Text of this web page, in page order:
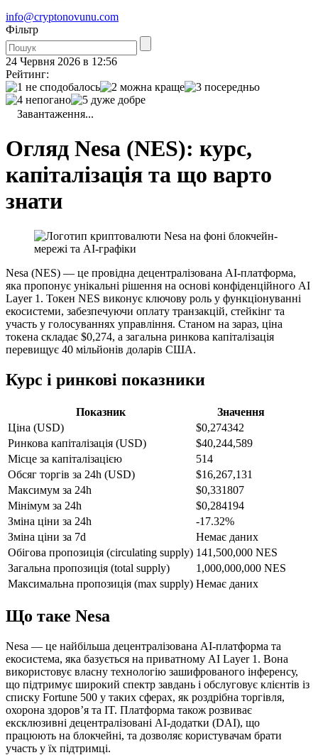
info@cryptonovunu.com
Фiльтр
24 Червня 2026 в 12:56
Рейтинг:
Завантаження...
Огляд Nesa (NES): курс,
капіталізація та що варто
знати
Nesa (NES) — це провідна децентралізована AI-платформа,
яка пропонує унікальні рішення на основі конфіденційного AI
Layer 1. Токен NES виконує ключову роль у функціонуванні
екосистеми, забезпечуючи оплату транзакцій, стейкінг та
участь у голосуваннях управління. Станом на зараз, ціна
токена складає $0,274, а загальна ринкова капіталізація
перевищує 40 мільйонів доларів США.
Курс і ринкові показники
Показник
Значення
Ціна (USD)
$0,274342
Ринкова капіталізація (USD)
$40,244,589
Місце за капіталізацією
514
Обсяг торгів за 24h (USD)
$16,267,131
Максимум за 24h
$0,331807
Мінімум за 24h
$0,284194
Зміна ціни за 24h
-17.32%
Зміна ціни за 7d
Немає даних
Обігова пропозиція (circulating supply) 141,500,000 NES
Загальна пропозиція (total supply)
1,000,000,000 NES
Максимальна пропозиція (max supply) Немає даних
Що таке Nesa
Nesa — це найбільша децентралізована AI-платформа та
екосистема, яка базується на приватному AI Layer 1. Вона
використовує власну технологію зашифрованого інференсу,
що підтримує широкий спектр завдань і обслуговує клієнтів із
списку Fortune 500 у таких сферах, як роздрібна торгівля,
охорона здоров’я та IT. Платформа також розвиває
ексклюзивні децентралізовані AI-додатки (DAI), що
працюють на блокчейні, та дозволяє користувачам брати
участь у їх підтримці.